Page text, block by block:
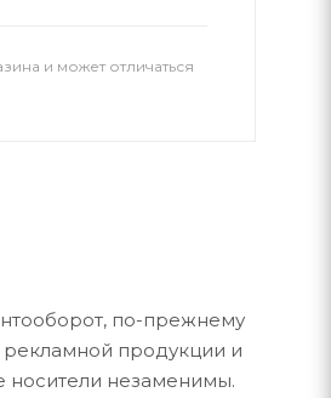
и может отличаться
по-прежнему
продукции и
носители незаменимы.